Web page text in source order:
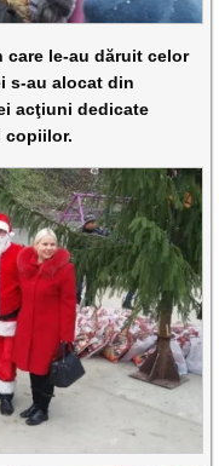
care le-au dăruit celor
s-au alocat din
acţiuni dedicate
copiilor.